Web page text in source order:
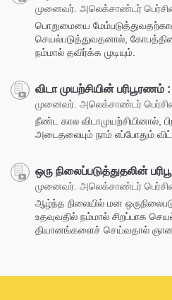
முனைவர். அலெக்சாண்டர்
பொறுமையை
செயல்படுத்துவதனால்,
நம்மால் தவிர்க்க முடியும்.
விடா முயற்சியின் பரிபூரணம்
முனைவர். அலெக்சாண்டர்
நீண்ட கால விடாமுயற்சியினால்,
அடைதலையும் நாம் எப்போதும்
ஒரு நிலைப்படுத்துதலின்
முனைவர். அலெக்சாண்டர்
ஆழ்ந்த நிலையில் மன
உதவுவதில் நம்மால் சிறப்பாக
தியானங்களைச் செய்வதால் ஞான